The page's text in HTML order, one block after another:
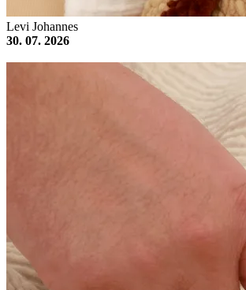
Levi Johannes
30. 07. 2026